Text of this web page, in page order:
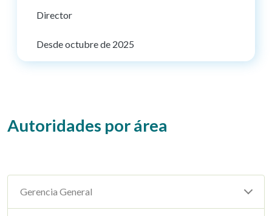
Director
Desde octubre de 2025
Autoridades por área
Gerencia General